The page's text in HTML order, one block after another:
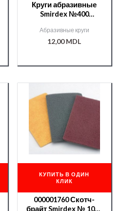
Круги абразивные
Smirdex №400
150мм/000007203/
Абразивные круги
12,00MDL
КУПИТЬ В ОДИН
КЛИК
000001760 Скотч-
брайт Smirdex № 1000